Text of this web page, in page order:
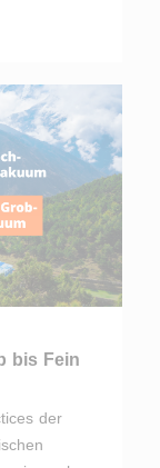
bis Fein
der